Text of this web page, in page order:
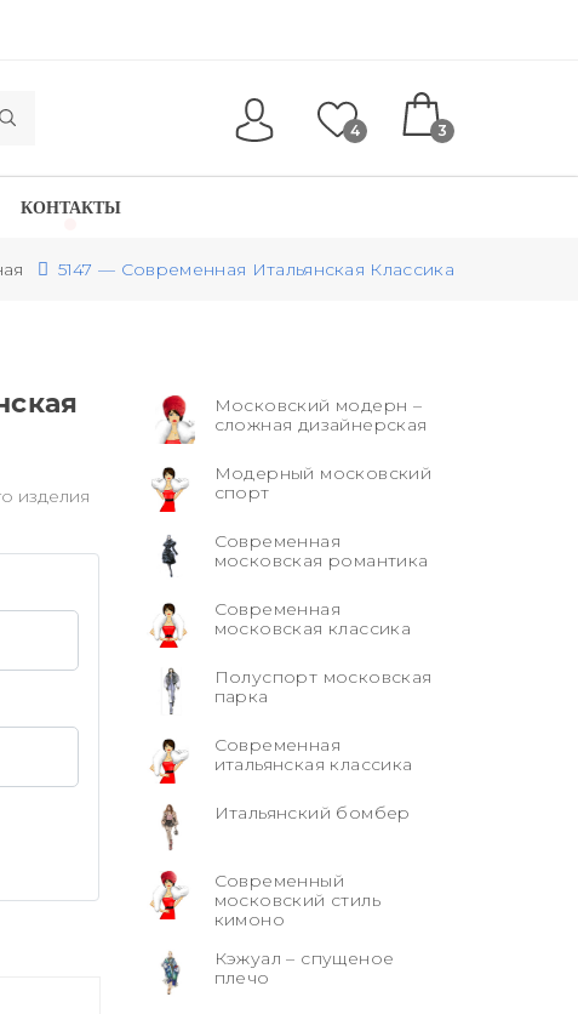
4 3
КОНТАКТЫ
5147 — Современная Итальянская Классика
изделия
Московский модерн –
сложная дизайнерская
Модерный московский
спорт
Современная
московская романтика
Современная
московская классика
Полуспорт московская
парка
Современная
итальянская классика
Итальянский бомбер
Современный
московский стиль
кимоно
Кэжуал – спущеное
плечо